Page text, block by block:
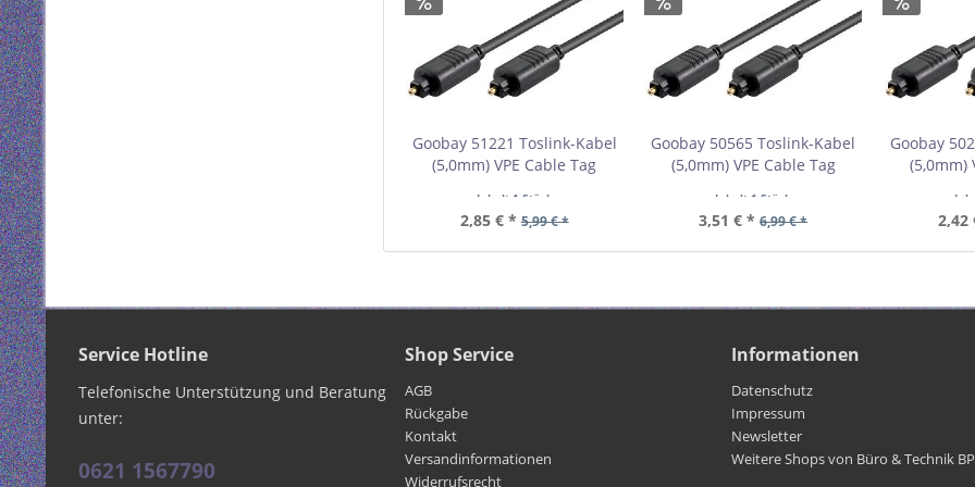
Goobay 51221 Toslink-Kabel
(5,0mm) VPE Cable Tag
Inhalt 1 Stück
2,85 € * 5,99 € *
Goobay 50565 Toslink-Kabel
(5,0mm) VPE Cable Tag
Inhalt 1 Stück
3,51 € * 6,99 € *
Goobay
(5,0mm)
2,42
Service Hotline
Telefonische Unterstützung und Beratung
unter:
0621 1567790
Shop Service
AGB
Rückgabe
Kontakt
Versandinformationen
Widerrufsrecht
Informationen
Datenschutz
Impressum
Newsletter
Weitere Shops von Büro & Technik